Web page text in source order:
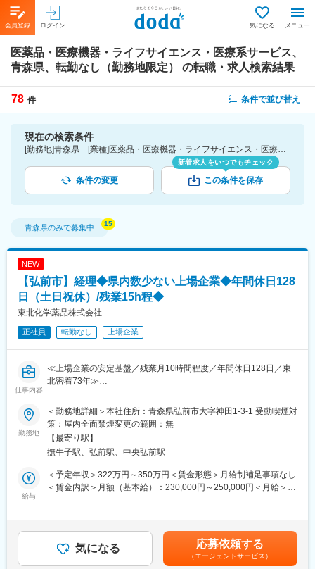
会員登録 ログイン 気になる メニュー
医薬品・医療機器・ライフサイエンス・医療系サービス、
青森県、転勤なし（勤務地限定）
の転職・求人検索結果
78 件 条件で並び替え
現在の検索条件
[勤務地]青森県 [業種]医薬品・医療機器・ライフサイエンス・医療系サービス [こだわり条件ピックアップ]転勤なし（勤務地限定） [詳細条件](募集・採用情報)転勤なし（勤務地限定）
条件の変更
新着求人をいつでもチェック
この条件を保存
青森県のみで募集中
NEW
【弘前市】経理◆県内数少ない上場企業◆年間休日128
日（土日祝休）/残業15h程◆
東北化学薬品株式会社
正社員 転勤なし 上場企業
仕事内容
≪上場企業の安定基盤／残業月10時間程度／年間休日128日／東
北密着73年≫
業務全般をお任せします。
具体的には以下の業務を担当していただきます。
■この求人のオススメポイント：
・月残業15時間程度と休日128日で無理なく長期的に働ける環境
・上場企業ならではの安定性と将来性の中で腰を据えてキャリア
形成
・売掛金・買掛金の管理、在庫管理
・経費精算の処理
・月次・四半期・年次決算の補助業務および会社法計算書類の作
勤務地
＜勤務地詳細＞本社住所：青森県弘前市大字神田1-3-1 受動喫煙対
策：屋内全面禁煙変更の範囲：無
【最寄り駅】
撫牛子駅、弘前駅、中央弘前駅
給与
＜予定年収＞322万円～350万円＜賃金形態＞月給制補足事項なし
＜賃金内訳＞月額（基本給）：230,000円～250,000円＜月給＞
賞与：年2回（6月・12月）■期末手当：年1回（9月）・・・業績
好調時に限る賃金はあくまでも目安の金額であり、選考を通じて
上下する可能性があります。月給(月額)は固定手当を含めた表記で
気になる 応募依頼する
（エージェントサービス）